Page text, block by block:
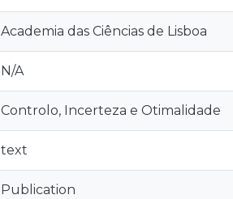
Academia das Ciências de Lisboa
N/A
Controlo, Incerteza e Otimalidade
text
Publication